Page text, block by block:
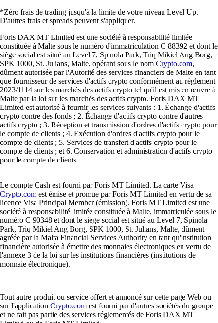
*Zéro frais de trading jusqu'à la limite de votre niveau Level Up.
D'autres frais et spreads peuvent s'appliquer.
Foris DAX MT Limited est une société à responsabilité limitée
constituée à Malte sous le numéro d'immatriculation C 88392 et dont le
siège social est situé au Level 7, Spinola Park, Triq Mikiel Ang Borg,
SPK 1000, St. Julians, Malte, opérant sous le nom Crypto.com,
dûment autorisée par l'Autorité des services financiers de Malte en tant
que fournisseur de services d'actifs crypto conformément au règlement
2023/1114 sur les marchés des actifs crypto tel qu'il est mis en œuvre à
Malte par la loi sur les marchés des actifs crypto. Foris DAX MT
Limited est autorisé à fournir les services suivants : 1. Échange d'actifs
crypto contre des fonds ; 2. Échange d'actifs crypto contre d'autres
actifs crypto ; 3. Réception et transmission d'ordres d'actifs crypto pour
le compte de clients ; 4. Exécution d'ordres d'actifs crypto pour le
compte de clients ; 5. Services de transfert d'actifs crypto pour le
compte de clients ; et 6. Conservation et administration d'actifs crypto
pour le compte de clients.
Le compte Cash est fourni par Foris MT Limited. La carte Visa
Crypto.com est émise et promue par Foris MT Limited en vertu de sa
licence Visa Principal Member (émission). Foris MT Limited est une
société à responsabilité limitée constituée à Malte, immatriculée sous le
numéro C 90348 et dont le siège social est situé au Level 7, Spinola
Park, Triq Mikiel Ang Borg, SPK 1000, St. Julians, Malte, dûment
agréée par la Malta Financial Services Authority en tant qu'institution
financière autorisée à émettre des monnaies électroniques en vertu de
l'annexe 3 de la loi sur les institutions financières (institutions de
monnaie électronique).
Tout autre produit ou service offert et annoncé sur cette page Web ou
sur l'application Crypto.com est fourni par d'autres sociétés du groupe
et ne fait pas partie des services réglementés de Foris DAX MT